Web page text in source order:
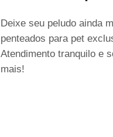
Deixe seu peludo ainda
penteados para pet
Atendimento tranquilo e
mais!